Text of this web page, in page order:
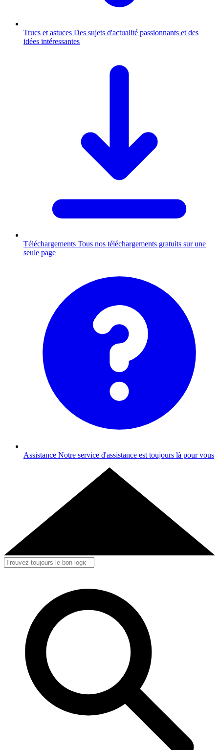
Trucs et astuces Des sujets d'actualité passionnants et des
idées intéressantes
Téléchargements Tous nos téléchargements gratuits sur une
seule page
Assistance Notre service d'assistance est toujours là pour vous